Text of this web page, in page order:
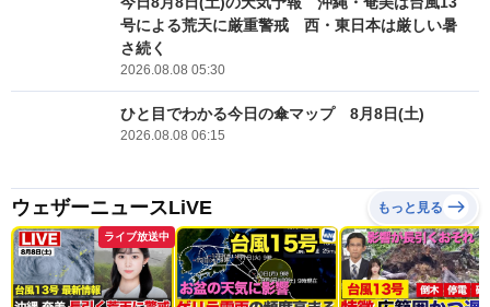
号による荒天に厳重警戒 西・東日本は厳しい暑
さ続く
2026.08.08 05:30
ひと目でわかる今日の傘マップ 8月8日(土)
2026.08.08 06:15
ウェザーニュースLiVE もっと見る
ライブ放送中